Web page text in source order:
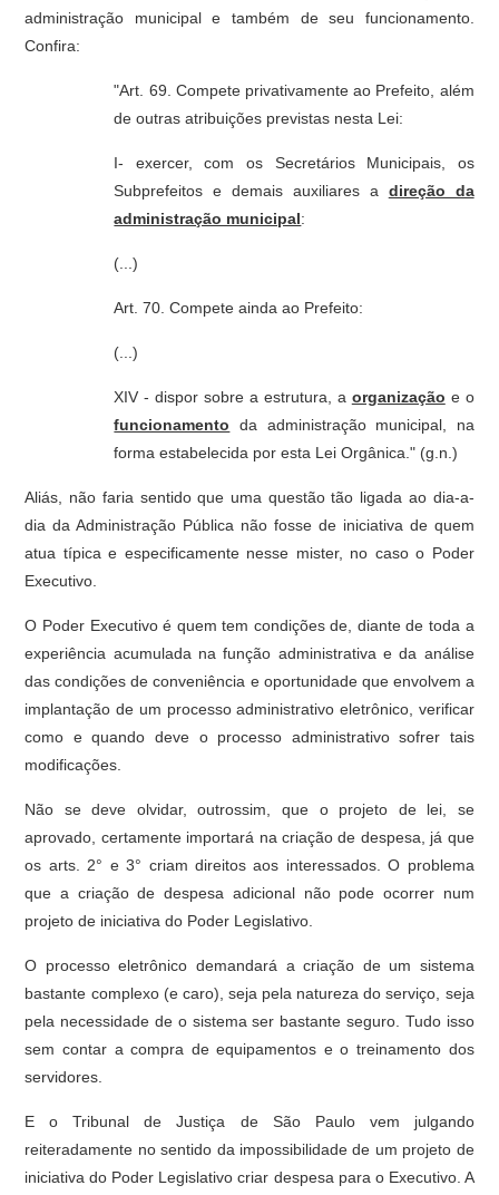
administração municipal e também de seu funcionamento.
Confira:
"Art. 69. Compete privativamente ao Prefeito, além
de outras atribuições previstas nesta Lei:
I- exercer, com os Secretários Municipais, os
Subprefeitos e demais auxiliares a direção da
administração municipal:
(...)
Art. 70. Compete ainda ao Prefeito:
(...)
XIV - dispor sobre a estrutura, a organização e o
funcionamento da administração municipal, na
forma estabelecida por esta Lei Orgânica." (g.n.)
Aliás, não faria sentido que uma questão tão ligada ao dia-a-
dia da Administração Pública não fosse de iniciativa de quem
atua típica e especificamente nesse mister, no caso o Poder
Executivo.
O Poder Executivo é quem tem condições de, diante de toda a
experiência acumulada na função administrativa e da análise
das condições de conveniência e oportunidade que envolvem a
implantação de um processo administrativo eletrônico, verificar
como e quando deve o processo administrativo sofrer tais
modificações.
Não se deve olvidar, outrossim, que o projeto de lei, se
aprovado, certamente importará na criação de despesa, já que
os arts. 2° e 3° criam direitos aos interessados. O problema
que a criação de despesa adicional não pode ocorrer num
projeto de iniciativa do Poder Legislativo.
O processo eletrônico demandará a criação de um sistema
bastante complexo (e caro), seja pela natureza do serviço, seja
pela necessidade de o sistema ser bastante seguro. Tudo isso
sem contar a compra de equipamentos e o treinamento dos
servidores.
E o Tribunal de Justiça de São Paulo vem julgando
reiteradamente no sentido da impossibilidade de um projeto de
iniciativa do Poder Legislativo criar despesa para o Executivo. A